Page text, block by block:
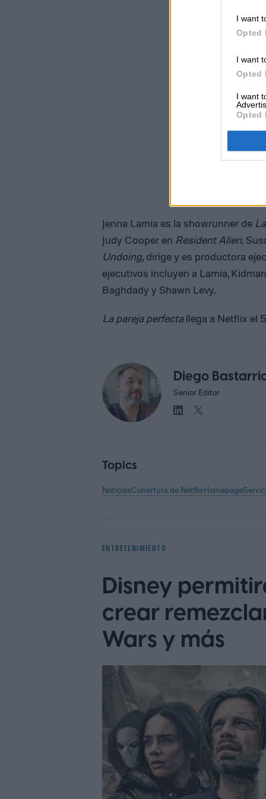
I want
Opted
I want
Opted
I want
Opted
Jenna Lamia es la showrunner de
Judy Cooper en Resident Alien.
Undoing, dirige y es productora
ejecutivos incluyen a Lamia,
Baghdady y Shawn Levy.
La pareja perfectallega a Netflix el
Diego
Senior Editor
Topics
NoticiasCobertura de NetflixHomepage
ENTRETENIMIENTO
Disney
crear
Wars y más